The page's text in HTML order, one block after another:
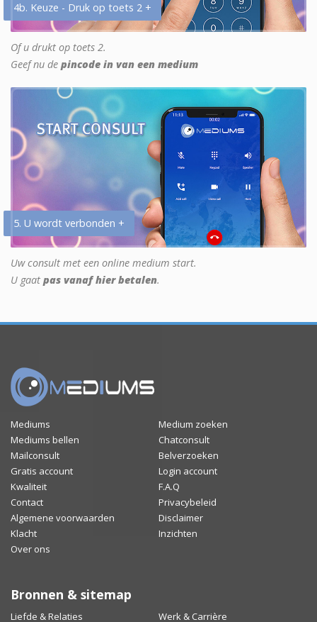
4b. Keuze - Druk op toets 2 +
Of u drukt op toets 2.
Geef nu de pincode in van een medium
5. U wordt verbonden +
Uw consult met een online medium start.
U gaat pas vanaf hier betalen.
Mediums
Medium zoeken
Mediums bellen
Chatconsult
Mailconsult
Belverzoeken
Gratis account
Login account
Kwaliteit
F.A.Q
Contact
Privacybeleid
Algemene voorwaarden
Disclaimer
Klacht
Inzichten
Over ons
Bronnen & sitemap
Liefde & Relaties Werk & Carrière